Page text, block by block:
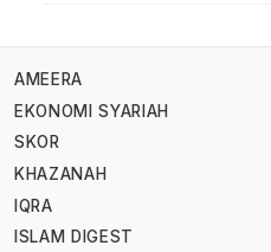
AMEERA
EKONOMI SYARIAH
SKOR
KHAZANAH
IQRA
ISLAM DIGEST